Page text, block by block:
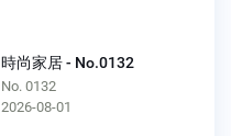
時尚家居 - No.0132
No. 0132
2026-08-01